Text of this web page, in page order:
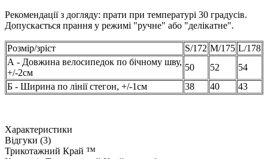
Рекомендації з догляду: прати при температурі 30 градусів.
Допускається прання у режимі "ручне" або "делікатне".
Розмір/зріст S/172 M/175 L/178
А - Довжина велосипедок по бічному шву,
+/-2см
50 52
54
Б - Ширина по лінії стегон, +/-1см
38 40 43
Характеристики
Відгуки (3)
Трикотажний Край ™